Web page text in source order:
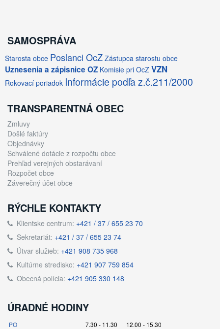
SAMOSPRÁVA
Starosta obce Poslanci OcZ Zástupca starostu obce
Uznesenia a zápisnice OZ Komisie pri OcZ VZN
Rokovací poriadok Informácie podľa z.č.211/2000
TRANSPARENTNÁ OBEC
Zmluvy
Došlé faktúry
Objednávky
Schválené dotácie z rozpočtu obce
Prehľad verejných obstarávaní
Rozpočet obce
Záverečný účet obce
RÝCHLE KONTAKTY
Klientske centrum: +421 / 37 / 655 23 70
Sekretariát: +421 / 37 / 655 23 74
Útvar služieb: +421 908 735 968
Kultúrne stredisko: +421 907 759 854
Obecná polícia: +421 905 330 148
ÚRADNÉ HODINY
PO 7.30 - 11.30 12.00 - 15.30